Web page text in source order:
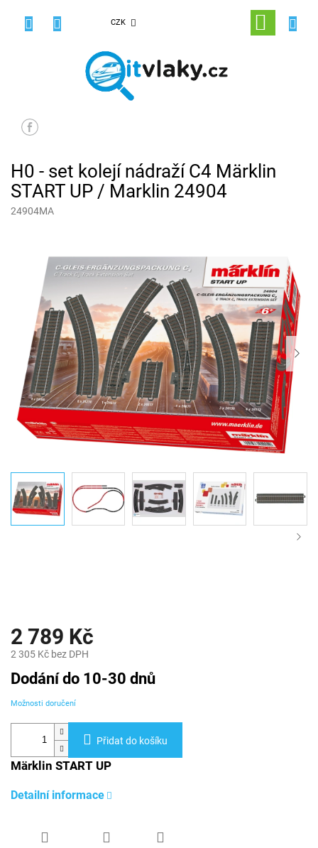
CZK
NÁKUPNÍ
KOŠÍK
H0 - set kolejí nádraží C4 Märklin
START UP / Marklin 24904
24904MA
2 789 Kč
2 305 Kč bez DPH
Měrná
cena:
Dodání do 10-30 dnů
Možnosti doručení
Přidat do košíku
Märklin START UP
Detailní informace